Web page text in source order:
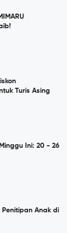
Turis Asing
Ini: 20 - 26
Penitipan Anak di